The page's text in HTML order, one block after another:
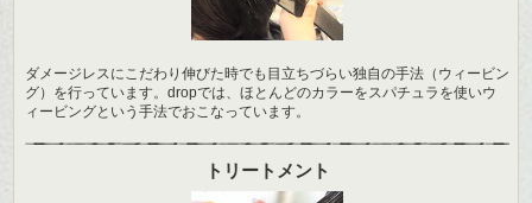
ダメージレスにこだわり伸びた時でも目立ちづらい独自の手法（ウィービン
グ）を行っています。dropでは、ほとんどのカラーをスパチュラを使いウ
ィービングという手法でおこなっています。
トリートメント